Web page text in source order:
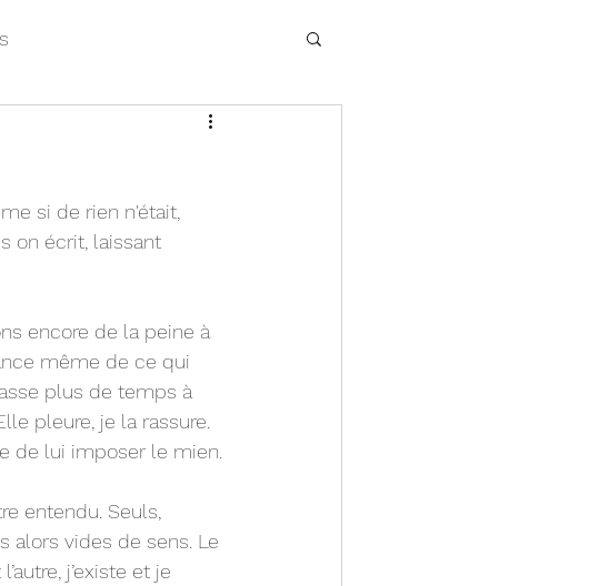
si de rien n'était,
on écrit, laissant
encore de la peine à
même de ce qui
plus de temps à
pleure, je la rassure.
de lui imposer le mien.
entendu. Seuls,
alors vides de sens. Le
j’existe et je